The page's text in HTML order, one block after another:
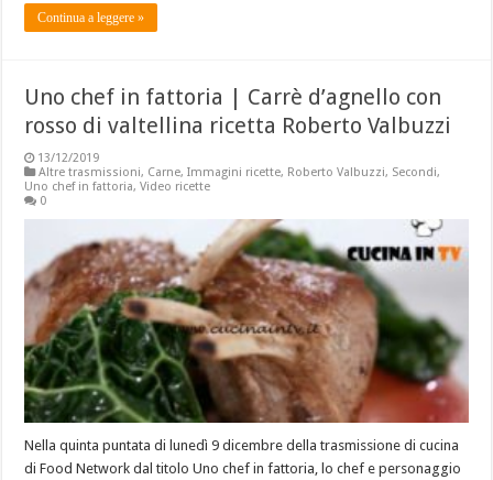
Continua a leggere »
Uno chef in fattoria | Carrè d’agnello con
rosso di valtellina ricetta Roberto Valbuzzi
13/12/2019
Altre trasmissioni, Carne,Immagini ricette, Roberto Valbuzzi, Secondi,
Uno chef in fattoria,Video ricette
0
Nella quinta puntata di lunedì 9 dicembre della trasmissione di cucina
di Food Network dal titolo Uno chef in fattoria, lo chef e personaggio